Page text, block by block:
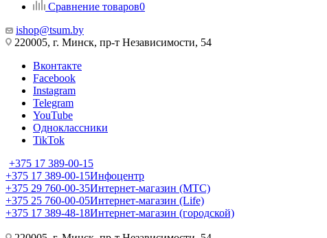
Сравнение товаров0
ishop@tsum.by
220005, г. Минск, пр-т Независимости, 54
Вконтакте
Facebook
Instagram
Telegram
YouTube
Одноклассники
TikTok
+375 17 389-00-15
+375 17 389-00-15Инфоцентр
+375 29 760-00-35Интернет-магазин (МТС)
+375 25 760-00-05Интернет-магазин (Life)
+375 17 389-48-18Интернет-магазин (городской)